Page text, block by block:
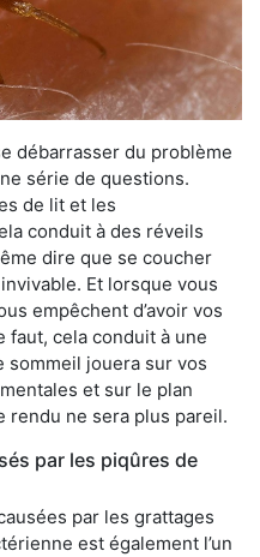
débarrasser du problème
série de questions.
de lit et les
conduit à des réveils
dire que se coucher
Et lorsque vous
empêchent d’avoir vos
faut, cela conduit à une
sommeil jouera sur vos
et sur le plan
rendu ne sera plus pareil.
par les piqûres de
par les grattages
est également l’un